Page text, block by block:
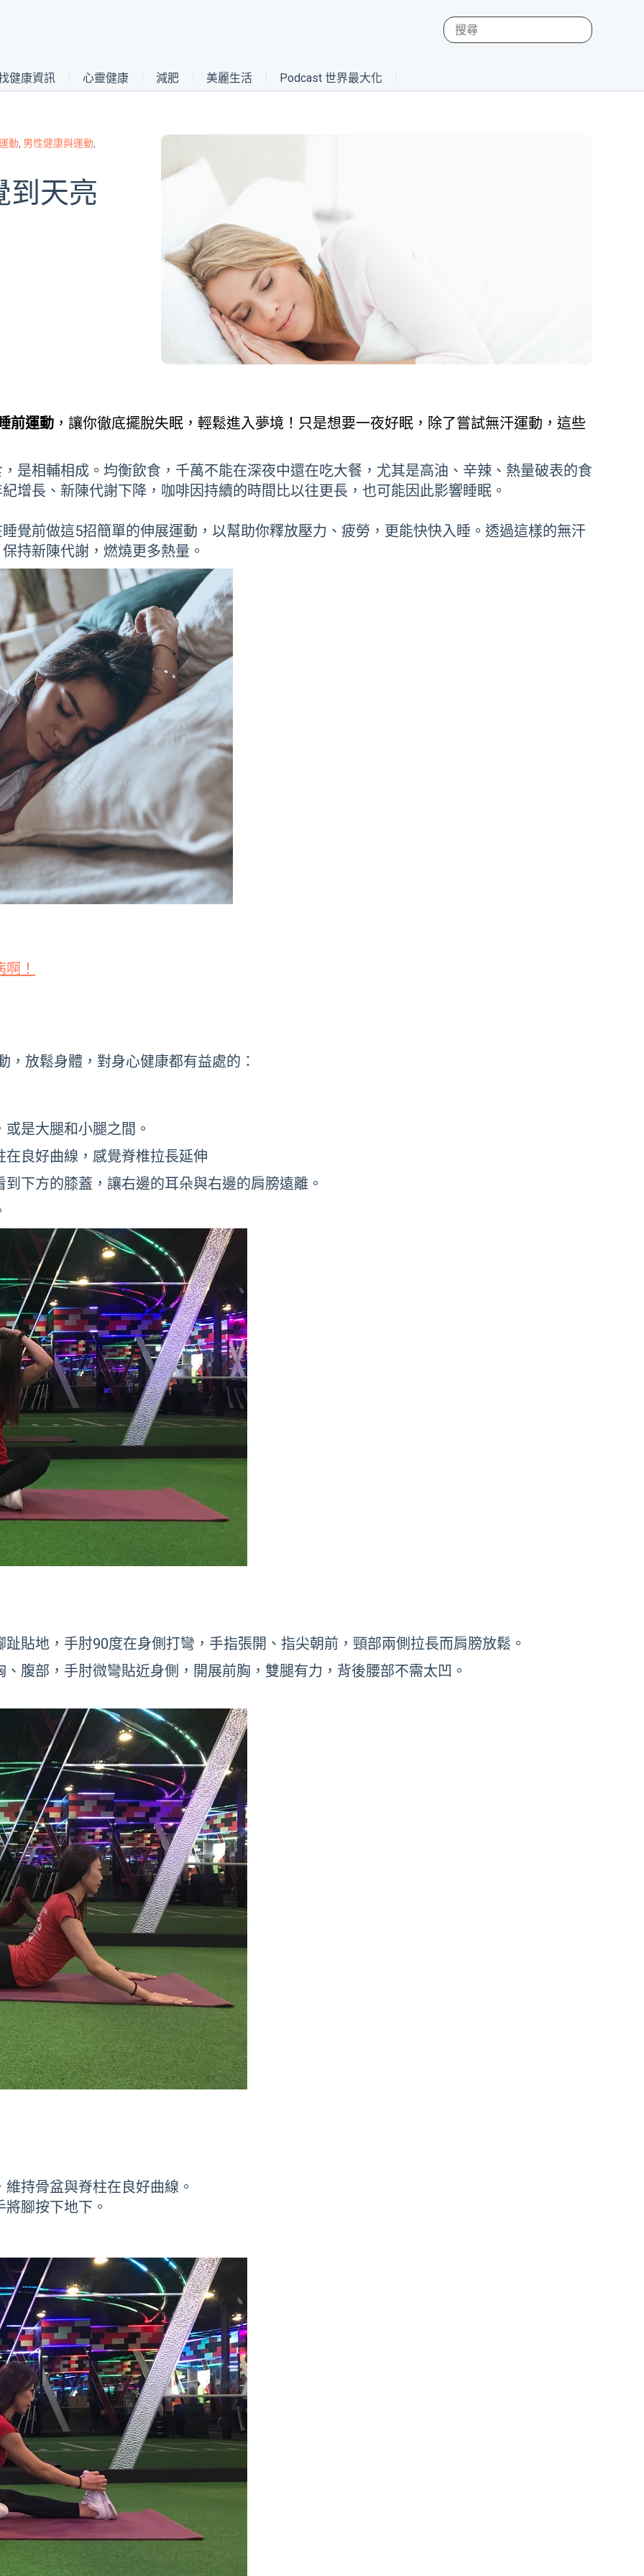
健康資訊 心靈健康 減肥 美麗生活 Podcast 世界最大化
動 男性健康與運動
到天亮
前運動 ，讓你徹底擺脫失眠，輕鬆進入夢境！只是想要一夜好眠，除了嘗試無汗運動，這些
是相輔相成。均衡飲食，千萬不能在深夜中還在吃大餐，尤其是高油、辛辣、熱量破表的食
增長、新陳代謝下降，咖啡因持續的時間比以往更長，也可能因此影響睡眠。
覺前做這5招簡單的伸展運動，以幫助你釋放壓力、疲勞，更能快快入睡。透過這樣的無汗
持新陳代謝，燃燒更多熱量。
！
放鬆身體，對身心健康都有益處的：
是大腿和小腿之間。
良好曲線，感覺脊椎拉長延伸
下方的膝蓋，讓右邊的耳朵與右邊的肩膀遠離。
貼地，手肘90度在身側打彎，手指張開、指尖朝前，頸部兩側拉長而肩膀放鬆。
腹部，手肘微彎貼近身側，開展前胸，雙腿有力，背後腰部不需太凹。
持骨盆與脊柱在良好曲線。
腳按下地下。